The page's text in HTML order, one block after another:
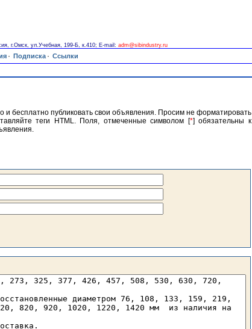
г.Омск, ул.Учебная, 199-Б, к.410; E-mail: adm@sibindustry.ru
· Подписка · Ссылки
бесплатно публиковать свои объявления. Просим не форматировать
теги HTML. Поля, отмеченные символом [*] обязательны к